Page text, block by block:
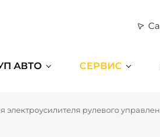
АВТО СЕРВИС
электроусилителя рулевого